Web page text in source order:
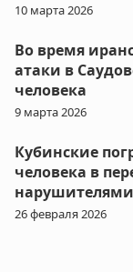
10 марта 2026
Во время
атаки в
человека
9 марта 2026
Кубинские
человека в
26 февраля 2026